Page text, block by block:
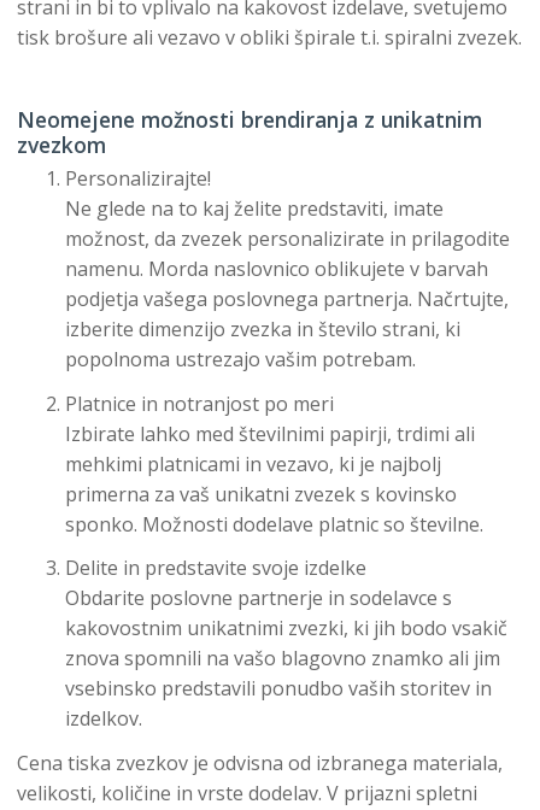
strani in bi to vplivalo na kakovost izdelave, svetujemo
tisk brošure ali vezavo v obliki špirale t.i. spiralni zvezek.
Neomejene možnosti brendiranja z unikatnim
zvezkom
Personalizirajte!
Ne glede na to kaj želite predstaviti, imate
možnost, da zvezek personalizirate in prilagodite
namenu. Morda naslovnico oblikujete v barvah
podjetja vašega poslovnega partnerja. Načrtujte,
izberite dimenzijo zvezka in število strani, ki
popolnoma ustrezajo vašim potrebam.
Platnice in notranjost po meri
Izbirate lahko med številnimi papirji, trdimi ali
mehkimi platnicami in vezavo, ki je najbolj
primerna za vaš unikatni zvezek s kovinsko
sponko. Možnosti dodelave platnic so številne.
Delite in predstavite svoje izdelke
Obdarite poslovne partnerje in sodelavce s
kakovostnim unikatnimi zvezki, ki jih bodo vsakič
znova spomnili na vašo blagovno znamko ali jim
vsebinsko predstavili ponudbo vaših storitev in
izdelkov.
Cena tiska zvezkov je odvisna od izbranega materiala,
velikosti, količine in vrste dodelav. V prijazni spletni